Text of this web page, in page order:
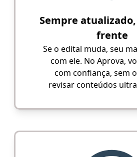
Sempre
frente
Se o edital muda, seu
com ele. No Aprova,
com confiança, sem
revisar conteúdos